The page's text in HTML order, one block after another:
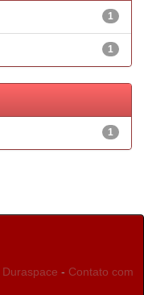
1
1
1
Duraspace - Contato com